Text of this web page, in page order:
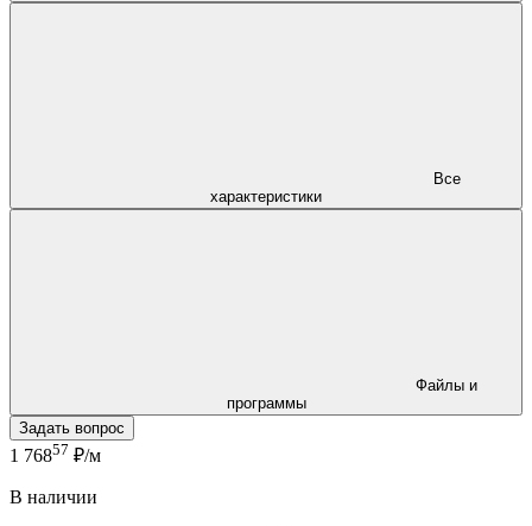
характеристики
программы
Задать вопрос
1 76857 ₽/м
В наличии